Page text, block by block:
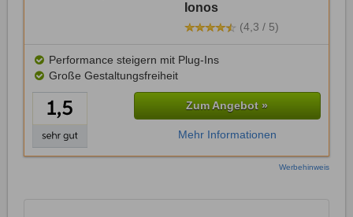
Ionos
(4,3 / 5)
Performance steigern mit Plug-Ins
Große Gestaltungsfreiheit
Zum Angebot »
Mehr Informationen
Werbehinweis